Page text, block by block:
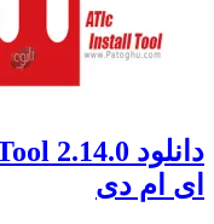
ای ام دی